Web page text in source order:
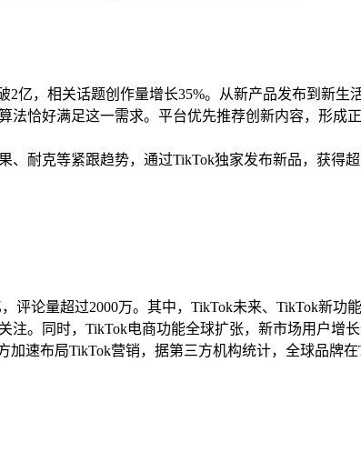
，相关话题创作量增长35%。从新产品发布到新生
恰好满足这一需求。平台优先推荐创新内容，形成
耐克等紧跟趋势，通过TikTok独家发布新品，获得
论量超过2000万。其中，TikTok未来、TikTok新功
。同时，TikTok电商功能全球扩张，新市场用户增
速布局TikTok营销，据第三方机构统计，全球品牌